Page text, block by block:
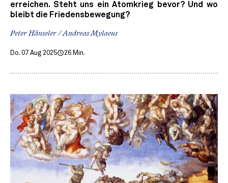
erreichen. Steht uns ein Atomkrieg bevor? Und wo
bleibt die Friedensbewegung?
Peter Hänseler / Andreas Mylaeus
Do. 07 Aug 2025 26 Min.